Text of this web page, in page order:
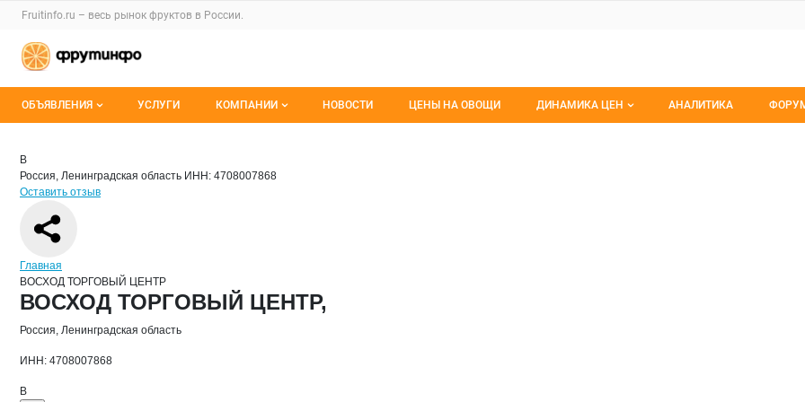
Раздел навигации по сайту fruitinfo.ru
Fruitinfo.ru – весь рынок фруктов в России.
Авторизация и меню пользователя
Навигация по разделам сайта fruitinfo.ru
ОБЪЯВЛЕНИЯ
Мои объявления
УСЛУГИ КОМПАНИИ
О каталоге компаний
НОВОСТИ ЦЕНЫ НА ОВОЩИ ДИНАМИКА ЦЕН АНАЛИТИКА
Страница компании
Страница компании
Краткая информация о компании
В
Россия, Ленинградская область ИНН: 4708007868
Оставить отзыв
Навигация по сайту
Главная
ВОСХОД ТОРГОВЫЙ ЦЕНТР
Основная информация о компании
ВОСХОД ТОРГОВЫЙ ЦЕНТР,
Россия, Ленинградская область
ИНН: 4708007868
В